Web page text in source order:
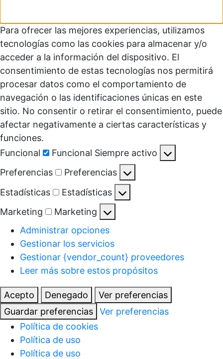
Para ofrecer las mejores experiencias, utilizamos
tecnologías como las cookies para almacenar y/o
acceder a la información del dispositivo. El
consentimiento de estas tecnologías nos permitirá
procesar datos como el comportamiento de
navegación o las identificaciones únicas en este
sitio. No consentir o retirar el consentimiento, puede
afectar negativamente a ciertas características y
funciones.
Funcional
Funcional Siempre activo
Preferencias
Preferencias
Estadísticas
Estadísticas
Marketing
Marketing
Administrar opciones
Gestionar los servicios
Gestionar {vendor_count} proveedores
Leer más sobre estos propósitos
Acepto Denegado
Ver preferencias
Guardar preferencias
Ver preferencias
Política de cookies
Política de uso
Política de uso